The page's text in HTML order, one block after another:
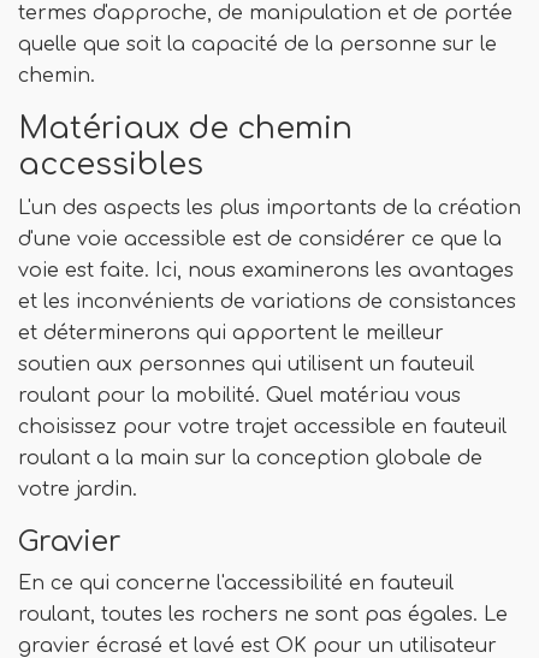
termes d'approche, de manipulation et de portée
quelle que soit la capacité de la personne sur le
chemin.
Matériaux de chemin
accessibles
L'un des aspects les plus importants de la création
d'une voie accessible est de considérer ce que la
voie est faite. Ici, nous examinerons les avantages
et les inconvénients de variations de consistances
et déterminerons qui apportent le meilleur
soutien aux personnes qui utilisent un fauteuil
roulant pour la mobilité. Quel matériau vous
choisissez pour votre trajet accessible en fauteuil
roulant a la main sur la conception globale de
votre jardin.
Gravier
En ce qui concerne l'accessibilité en fauteuil
roulant, toutes les rochers ne sont pas égales. Le
gravier écrasé et lavé est OK pour un utilisateur